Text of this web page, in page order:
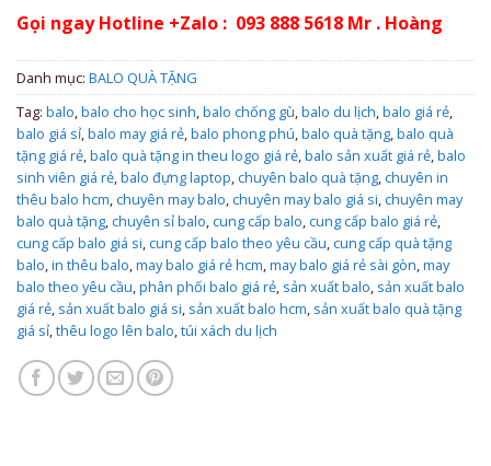
Gọi ngay Hotline +Zalo : 093 888 5618 Mr . Hoàng
Danh mục: BALO QUÀ TẶNG
Tag: balo,balo cho học sinh,balo chống gù,balo du lịch,balo giá rẻ,
balo giá sỉ,balo may giá rẻ,balo phong phú,balo quà tặng,balo quà
tặng giá rẻ,balo quà tặng in theu logo giá rẻ,balo sản xuất giá rẻ,balo
sinh viên giá rẻ,balo đựng laptop,chuyên balo quà tặng,chuyên in
thêu balo hcm,chuyên may balo,chuyên may balo giá si,chuyên may
balo quà tặng,chuyên sỉ balo,cung cấp balo,cung cấp balo giá rẻ,
cung cấp balo giá si,cung cấp balo theo yêu cầu,cung cấp quà tặng
balo,in thêu balo,may balo giá rẻ hcm,may balo giá rẻ sài gòn,may
balo theo yêu cầu,phân phối balo giá rẻ, sản xuất balo, sản xuất balo
giá rẻ, sản xuất balo giá si, sản xuất balo hcm, sản xuất balo quà tặng
giá sỉ,thêu logo lên balo,túi xách du lịch